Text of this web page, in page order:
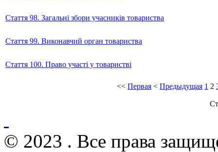
Стаття 98. Загальні збори учасників товариства
Стаття 99. Виконавчий орган товариства
Стаття 100. Право участі у товаристві
<< Первая < Предыдущая 1 2
© 2023 . Все права